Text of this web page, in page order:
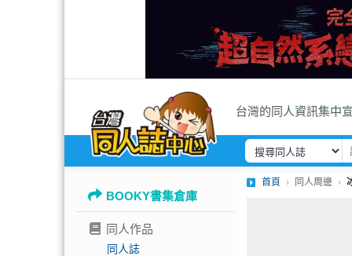
台灣的同人資訊集中
BOOKY書集倉庫
同人作品
同人誌
首頁 同人周邊